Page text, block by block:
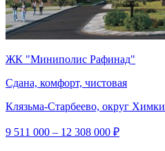
ЖК "Миниполис Рафинад"
Сдана, комфорт, чистовая
Клязьма-Старбеево, округ Химки
9 511 000 – 12 308 000 ₽